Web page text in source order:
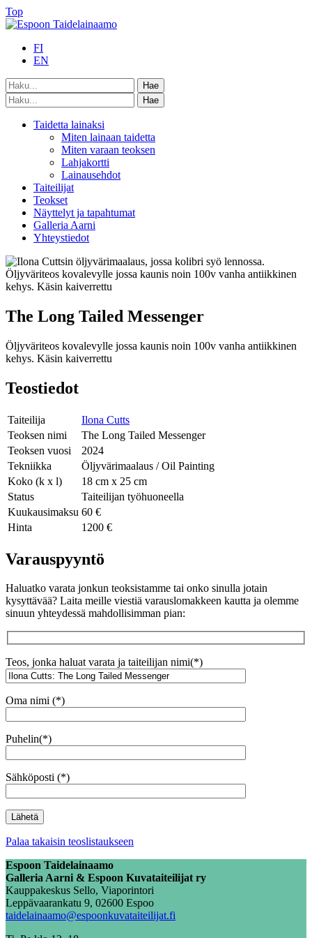
Top
FI
EN
Taidetta lainaksi
Miten lainaan taidetta
Miten varaan teoksen
Lahjakortti
Lainausehdot
Taiteilijat
Teokset
Näyttelyt ja tapahtumat
Galleria Aarni
Yhteystiedot
The Long Tailed Messenger
Öljyväriteos kovalevylle jossa kaunis noin 100v vanha antiikkinen
kehys. Käsin kaiverrettu
Teostiedot
Taiteilija
Ilona Cutts
Teoksen nimi
The Long Tailed Messenger
Teoksen vuosi
2024
Tekniikka
Öljyvärimaalaus / Oil Painting
Koko (k x l)
18 cm x 25 cm
Status
Taiteilijan työhuoneella
Kuukausimaksu 60 €
Hinta
1200 €
Varauspyyntö
Haluatko varata jonkun teoksistamme tai onko sinulla jotain
kysyttävää? Laita meille viestiä varauslomakkeen kautta ja olemme
sinuun yhteydessä mahdollisimman pian:
Teos, jonka haluat varata ja taiteilijan nimi(*)
Oma nimi (*)
Puhelin(*)
Sähköposti (*)
Palaa takaisin teoslistaukseen
Espoon Taidelainaamo
Galleria Aarni & Espoon Kuvataiteilijat ry
Kauppakeskus Sello, Viaporintori
Leppävaarankatu 9, 02600 Espoo
taidelainaamo@espoonkuvataiteilijat.fi